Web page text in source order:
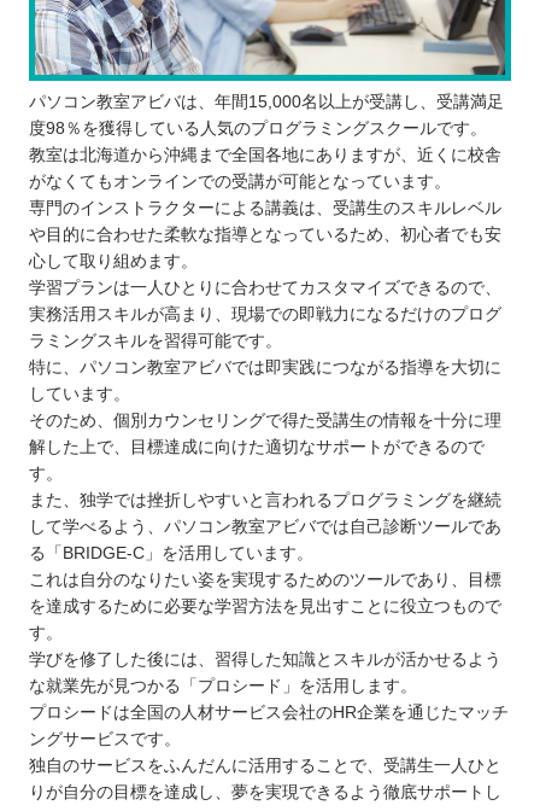
パソコン教室アビバは、年間15,000名以上が受講し、受講満足
度98％を獲得している人気のプログラミングスクールです。
教室は北海道から沖縄まで全国各地にありますが、近くに校舎
がなくてもオンラインでの受講が可能となっています。
専門のインストラクターによる講義は、受講生のスキルレベル
や目的に合わせた柔軟な指導となっているため、初心者でも安
心して取り組めます。
学習プランは一人ひとりに合わせてカスタマイズできるので、
実務活用スキルが高まり、現場での即戦力になるだけのプログ
ラミングスキルを習得可能です。
特に、パソコン教室アビバでは即実践につながる指導を大切に
しています。
そのため、個別カウンセリングで得た受講生の情報を十分に理
解した上で、目標達成に向けた適切なサポートができるので
す。
また、独学では挫折しやすいと言われるプログラミングを継続
して学べるよう、パソコン教室アビバでは自己診断ツールであ
る「BRIDGE-C」を活用しています。
これは自分のなりたい姿を実現するためのツールであり、目標
を達成するために必要な学習方法を見出すことに役立つもので
す。
学びを修了した後には、習得した知識とスキルが活かせるよう
な就業先が見つかる「プロシード」を活用します。
プロシードは全国の人材サービス会社のHR企業を通じたマッチ
ングサービスです。
独自のサービスをふんだんに活用することで、受講生一人ひと
りが自分の目標を達成し、夢を実現できるよう徹底サポートし